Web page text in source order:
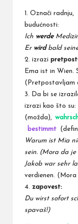
1. Označi
budućnosti:
Ich werde
Er wirdbald
2. izrazi
Ema ist in Wien.
(Pretpostavljam
3. Da bi se
izrazi kao što su:
(možda),
bestimmt
Warum ist Mia
sein. (Mora da je
Jakob war sehr
verdienen.
4. zapovest:
Du wirst sofort
spavaš!)